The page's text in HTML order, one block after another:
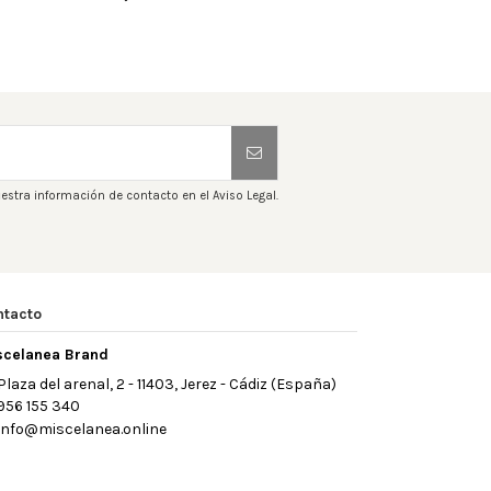
información de contacto en el Aviso Legal.
Brand
del arenal, 2 - 11403, Jerez - Cádiz (España)
155 340